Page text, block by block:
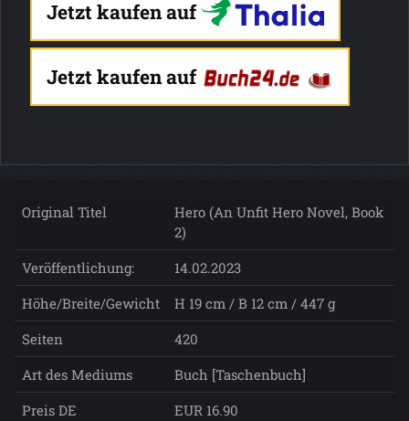
Jetzt kaufen auf
Jetzt kaufen auf
Original Titel
Hero (An Unfit Hero Novel, Book
2)
Veröffentlichung:
14.02.2023
Höhe/Breite/Gewicht
H 19 cm / B 12 cm / 447 g
Seiten
420
Art des Mediums
Buch [Taschenbuch]
Preis DE
EUR 16.90